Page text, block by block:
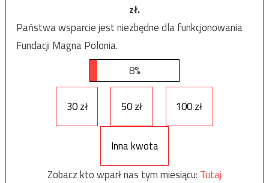
zł.
Państwa wsparcie jest niezbędne dla funkcjonowania
Fundacji Magna Polonia.
8%
30 zł 50 zł 100 zł
Inna kwota
Zobacz kto wparł nas tym miesiącu: Tutaj